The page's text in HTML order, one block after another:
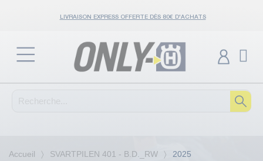
LIVRAISON EXPRESS OFFERTE DÈS 80€ D'ACHATS
Accueil SVARTPILEN 401 - B.D._RW 2025